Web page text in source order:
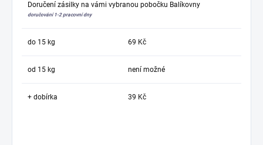
Doručení zásilky na vámi vybranou pobočku Balíkovny
doručování 1-2 pracovní dny
do 15 kg 69 Kč
od 15 kg není možné
+ dobírka 39 Kč